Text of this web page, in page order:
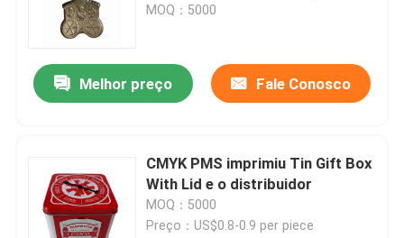
MOQ：5000
Melhor preço Fale Conosco
CMYK PMS imprimiu Tin Gift Box
With Lid e o distribuidor
MOQ：5000
Preço：US$0.8-0.9 per piece